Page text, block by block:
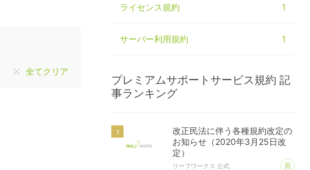
全てクリア
ライセンス規約 1
サーバー利用規約 1
プレミアムサポートサービス規約 記
事ランキング
改正民法に伴う各種規約改定の
お知らせ（2020年3月25日改
定）
リーフワークス 公式 あ